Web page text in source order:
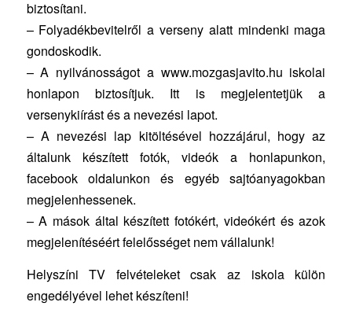
biztosítani.
– Folyadékbevitelről a verseny alatt mindenki maga
gondoskodik.
– A nyilvánosságot a www.mozgasjavito.hu iskolai
honlapon biztosítjuk. Itt is megjelentetjük a
versenykiírást és a nevezési lapot.
– A nevezési lap kitöltésével hozzájárul, hogy az
általunk készített fotók, videók a honlapunkon,
facebook oldalunkon és egyéb sajtóanyagokban
megjelenhessenek.
– A mások által készített fotókért, videókért és azok
megjelenítéséért felelősséget nem vállalunk!
Helyszíni TV felvételeket csak az iskola külön
engedélyével lehet készíteni!